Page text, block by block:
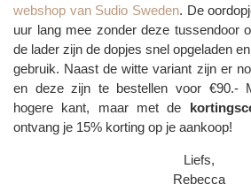
webshop van Sudio Sweden. De
uur lang mee zonder deze tussendoor
de lader zijn de dopjes snel opgeladen
gebruik. Naast de witte variant zijn er
en deze zijn te bestellen voor €90.-
hogere kant, maar met de
ontvang je 15% korting op je aankoop!
Liefs,
Rebecca